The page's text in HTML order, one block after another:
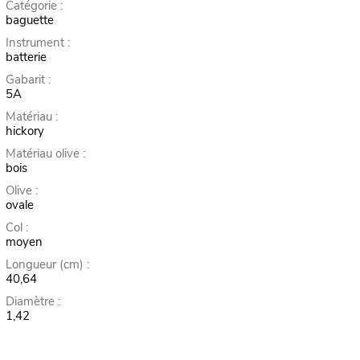
Catégorie :
baguette
Instrument :
batterie
Gabarit :
5A
Matériau :
hickory
Matériau olive :
bois
Olive :
ovale
Col :
moyen
Longueur (cm) :
40,64
Diamètre :
1,42